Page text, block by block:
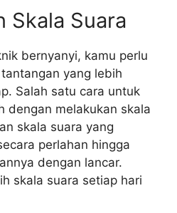
Skala Suara
bernyanyi, kamu perlu
yang lebih
Salah satu cara untuk
dengan melakukan skala
skala suara yang
perlahan hingga
dengan lancar.
skala suara setiap hari